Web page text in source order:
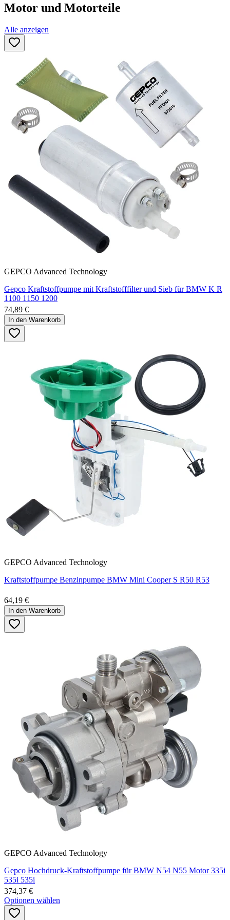
Motor und Motorteile
Alle anzeigen
GEPCO Advanced Technology
Gepco Kraftstoffpumpe mit Kraftstofffilter und Sieb für BMW K R
1100 1150 1200
74,89 €
In den Warenkorb
GEPCO Advanced Technology
Kraftstoffpumpe Benzinpumpe BMW Mini Cooper S R50 R53
64,19 €
In den Warenkorb
GEPCO Advanced Technology
Gepco Hochdruck-Kraftstoffpumpe für BMW N54 N55 Motor 335i
535i 535i
374,37 €
Optionen wählen